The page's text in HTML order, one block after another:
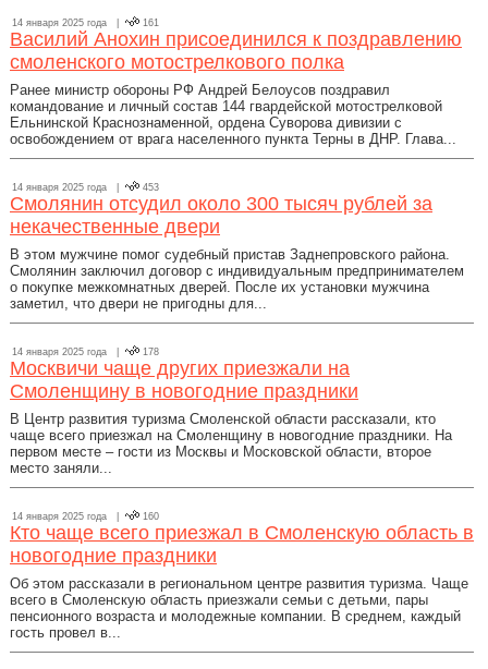
14 января 2025 года | 161
Василий Анохин присоединился к поздравлению
смоленского мотострелкового полка
Ранее министр обороны РФ Андрей Белоусов поздравил
командование и личный состав 144 гвардейской мотострелковой
Ельнинской Краснознаменной, ордена Суворова дивизии с
освобождением от врага населенного пункта Терны в ДНР. Глава...
14 января 2025 года | 453
Смолянин отсудил около 300 тысяч рублей за
некачественные двери
В этом мужчине помог судебный пристав Заднепровского района.
Смолянин заключил договор с индивидуальным предпринимателем
о покупке межкомнатных дверей. После их установки мужчина
заметил, что двери не пригодны для...
14 января 2025 года | 178
Москвичи чаще других приезжали на
Смоленщину в новогодние праздники
В Центр развития туризма Смоленской области рассказали, кто
чаще всего приезжал на Смоленщину в новогодние праздники. На
первом месте – гости из Москвы и Московской области, второе
место заняли...
14 января 2025 года | 160
Кто чаще всего приезжал в Смоленскую область в
новогодние праздники
Об этом рассказали в региональном центре развития туризма. Чаще
всего в Смоленскую область приезжали семьи с детьми, пары
пенсионного возраста и молодежные компании. В среднем, каждый
гость провел в...